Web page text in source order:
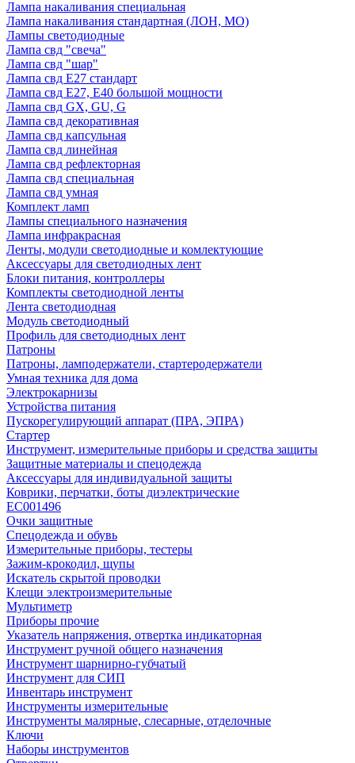
Лампа накаливания специальная
Лампа накаливания стандартная (ЛОН, МО)
Лампы светодиодные
Лампа свд "свеча"
Лампа свд "шар"
Лампа свд E27 стандарт
Лампа свд E27, Е40 большой мощности
Лампа свд GX, GU, G
Лампа свд декоративная
Лампа свд капсульная
Лампа свд линейная
Лампа свд рефлекторная
Лампа свд специальная
Лампа свд умная
Комплект ламп
Лампы специального назначения
Лампа инфракрасная
Ленты, модули светодиодные и комлектующие
Аксессуары для светодиодных лент
Блоки питания, контроллеры
Комплекты светодиодной ленты
Лента светодиодная
Модуль светодиодный
Профиль для светодиодных лент
Патроны
Патроны, ламподержатели, стартеродержатели
Умная техника для дома
Электрокарнизы
Устройства питания
Пускорегулирующий аппарат (ПРА, ЭПРА)
Стартер
Инструмент, измерительные приборы и средства защиты
Защитные материалы и спецодежда
Аксессуары для индивидуальной защиты
Коврики, перчатки, боты диэлектрические
EC001496
Очки защитные
Спецодежда и обувь
Измерительные приборы, тестеры
Зажим-крокодил, щупы
Искатель скрытой проводки
Клещи электроизмерительные
Мультиметр
Приборы прочие
Указатель напряжения, отвертка индикаторная
Инструмент ручной общего назначения
Инструмент шарнирно-губчатый
Инструмент для СИП
Инвентарь инструмент
Инструменты измерительные
Инструменты малярные, слесарные, отделочные
Ключи
Наборы инструментов